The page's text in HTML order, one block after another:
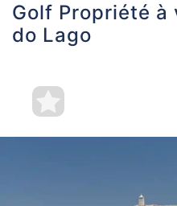
Favoris
nous
Contactez
Golf Propriété à
do Lago